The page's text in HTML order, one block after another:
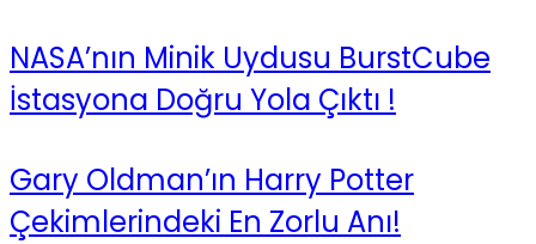
NASA’nın Minik Uydusu BurstCube
İstasyona Doğru Yola Çıktı !
Gary Oldman’ın Harry Potter
Çekimlerindeki En Zorlu Anı!